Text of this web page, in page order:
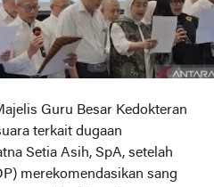
Guru Besar Kedokteran
terkait dugaan
Setia Asih, SpA, setelah
merekomendasikan sang